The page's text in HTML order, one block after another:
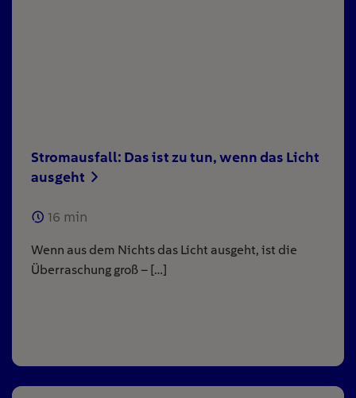
Stromausfall: Das ist zu tun, wenn das Licht
ausgeht
16 min
Wenn aus dem Nichts das Licht ausgeht, ist die
Überraschung groß – […]